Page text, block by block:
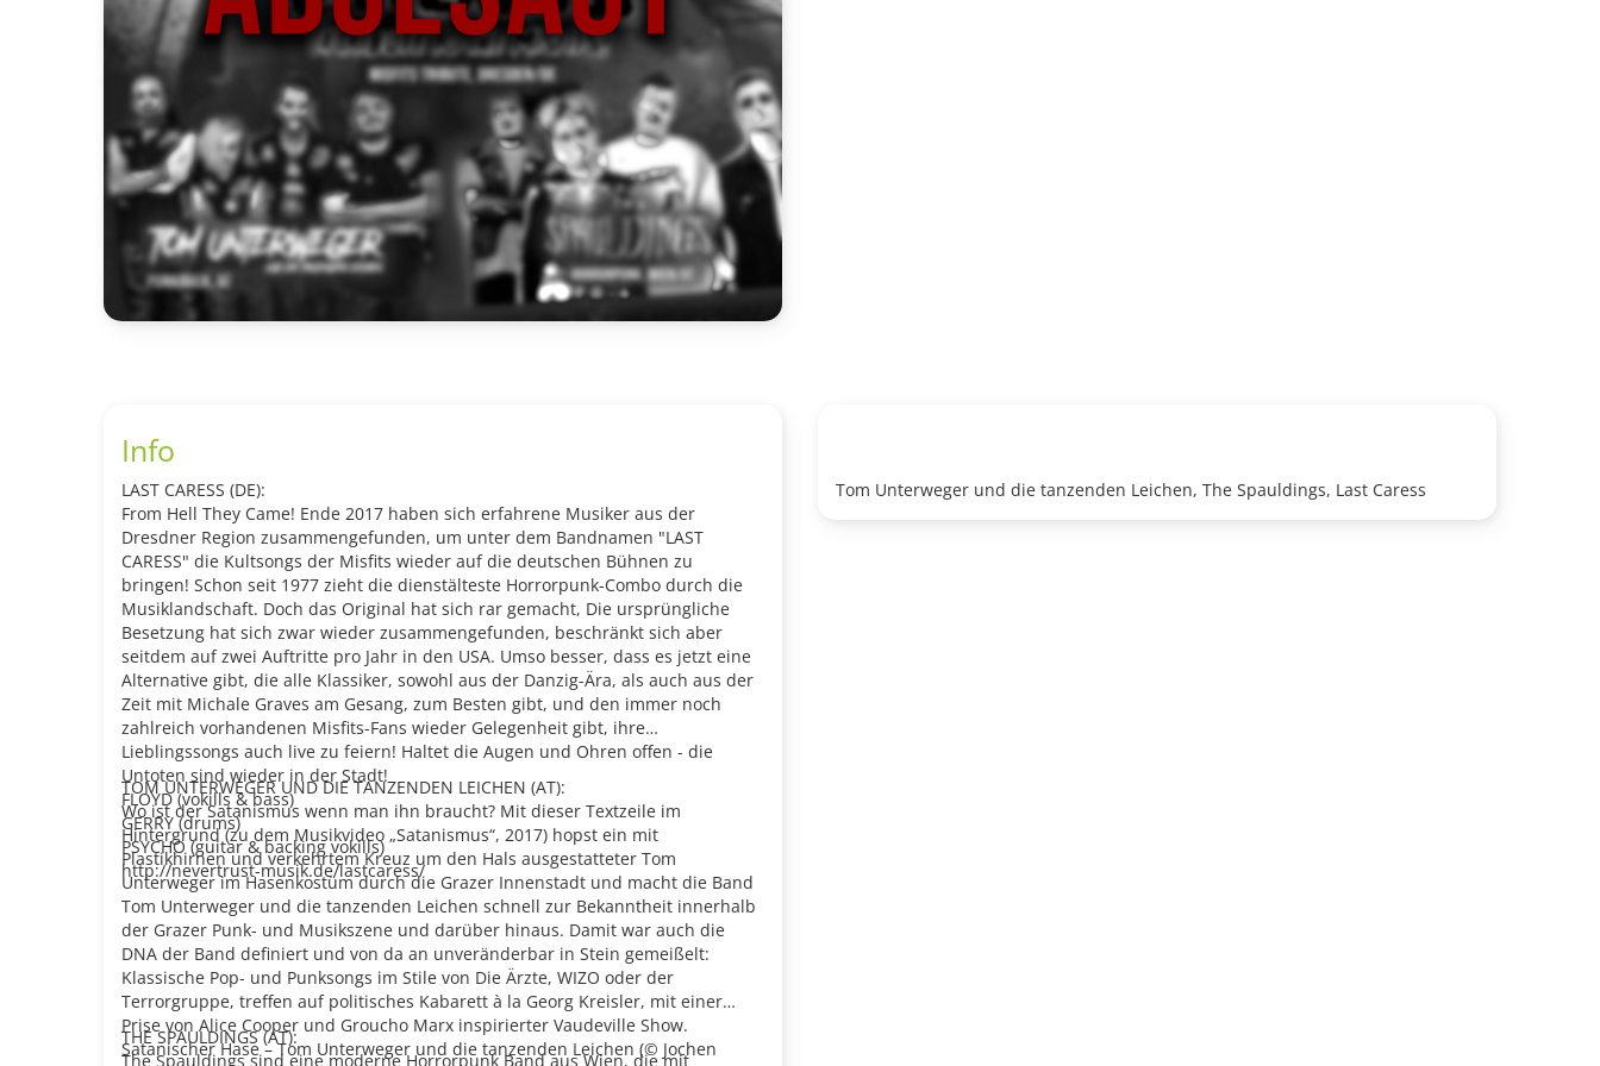
Info
LAST CARESS (DE):
From Hell They Came! Ende 2017 haben sich erfahrene Musiker aus der
Dresdner Region zusammengefunden, um unter dem Bandnamen "LAST
CARESS" die Kultsongs der Misfits wieder auf die deutschen Bühnen zu
bringen! Schon seit 1977 zieht die dienstälteste Horrorpunk-Combo durch die
Musiklandschaft. Doch das Original hat sich rar gemacht, Die ursprüngliche
Besetzung hat sich zwar wieder zusammengefunden, beschränkt sich aber
seitdem auf zwei Auftritte pro Jahr in den USA. Umso besser, dass es jetzt eine
Alternative gibt, die alle Klassiker, sowohl aus der Danzig-Ära, als auch aus der
Zeit mit Michale Graves am Gesang, zum Besten gibt, und den immer noch
zahlreich vorhandenen Misfits-Fans wieder Gelegenheit gibt, ihre
Lieblingssongs auch live zu feiern! Haltet die Augen und Ohren offen - die
Untoten sind wieder in der Stadt!
FLOYD (vokills & bass)
GERRY (drums)
PSYCHO (guitar & backing vokills)
http://nevertrust-musik.de/lastcaress/
TOM UNTERWEGER UND DIE TANZENDEN LEICHEN (AT):
Wo ist der Satanismus wenn man ihn braucht? Mit dieser Textzeile im
Hintergrund (zu dem Musikvideo „Satanismus“, 2017) hopst ein mit
Plastikhirnen und verkehrtem Kreuz um den Hals ausgestatteter Tom
Unterweger im Hasenkostüm durch die Grazer Innenstadt und macht die Band
Tom Unterweger und die tanzenden Leichen schnell zur Bekanntheit innerhalb
der Grazer Punk- und Musikszene und darüber hinaus. Damit war auch die
DNA der Band definiert und von da an unveränderbar in Stein gemeißelt:
Klassische Pop- und Punksongs im Stile von Die Ärzte, WIZO oder der
Terrorgruppe, treffen auf politisches Kabarett à la Georg Kreisler, mit einer
Prise von Alice Cooper und Groucho Marx inspirierter Vaudeville Show.
Satanischer Hase – Tom Unterweger und die tanzenden Leichen (© Jochen
THE SPAULDINGS (AT):
The Spauldings sind eine moderne Horrorpunk Band aus Wien, die mit
Tom Unterweger und die tanzenden Leichen, The Spauldings, Last Caress